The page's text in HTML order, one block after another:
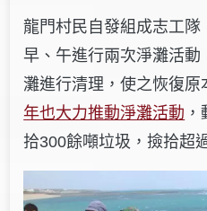
龍門村民自發組成志工隊
早、午進行兩次淨灘活
灘進行清理，使之恢復原
年也大力推動淨灘活動
拾300餘噸垃圾，撿拾超